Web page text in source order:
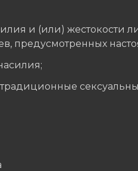
и (или) жестокости
предусмотренных